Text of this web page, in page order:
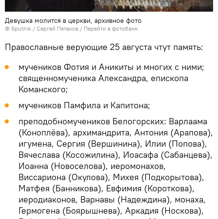
Девушка молится в церкви, архивное фото
© Sputnik / Сергей Пятаков / Перейти в фотобанк
Православные верующие 25 августа чтут память:
мучеников Фотия и Аникиты и многих с ними;
священномученика Александра, епископа
Команского;
мучеников Памфила и Капитона;
преподобномучеников Белогорских: Варлаама
(Коноплёва), архимандрита, Антония (Арапова),
игумена, Сергия (Вершинина), Илии (Попова),
Вячеслава (Косожилина), Иоасафа (Сабанцева),
Иоанна (Новоселова), иеромонахов,
Виссариона (Окулова), Михея (Подкорытова),
Матфея (Банникова), Евфимия (Короткова),
иеродиаконов, Варнавы (Надеждина), монаха,
Гермогена (Боярышнева), Аркадия (Носкова),